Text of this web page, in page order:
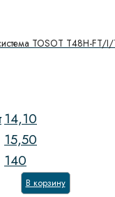
TOSOT Т48H-FT/
14,10
15,50
140
В корзину